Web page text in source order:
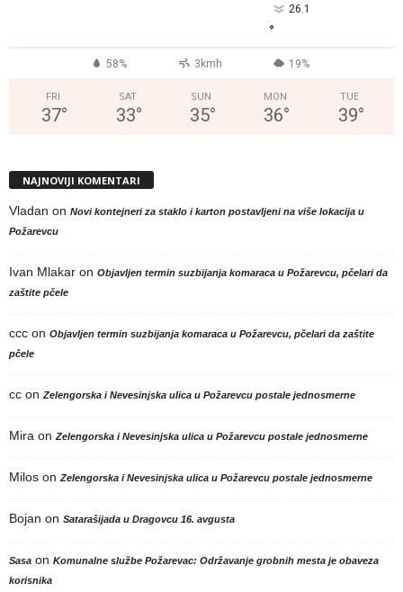
26.1
°
58% 3kmh 19%
FRI
37°
SAT
33°
SUN
35°
MON
36°
TUE
39°
NAJNOVIJI KOMENTARI
Vladan on Novi kontejneri za staklo i karton postavljeni na više lokacija u
Požarevcu
Ivan Mlakar on Objavljen termin suzbijanja komaraca u Požarevcu, pčelari da
zaštite pčele
ccc on Objavljen termin suzbijanja komaraca u Požarevcu, pčelari da zaštite
pčele
cc on Zelengorska i Nevesinjska ulica u Požarevcu postale jednosmerne
Mira on Zelengorska i Nevesinjska ulica u Požarevcu postale jednosmerne
Milos on Zelengorska i Nevesinjska ulica u Požarevcu postale jednosmerne
Bojan on Satarašijada u Dragovcu 16. avgusta
Sasa on Komunalne službe Požarevac: Održavanje grobnih mesta je obaveza
korisnika